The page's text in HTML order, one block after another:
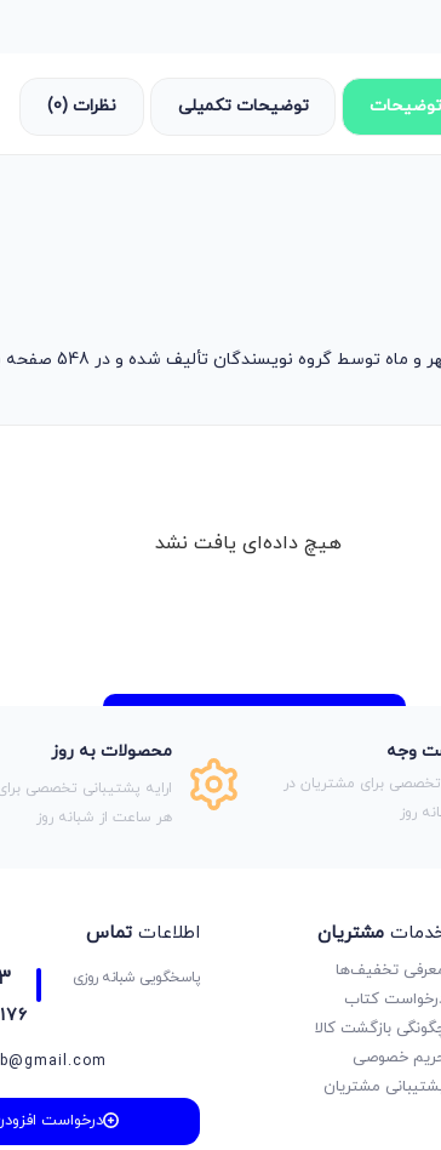
توضیحات توضیحات تکمیلی نظرات (0)
نویسندگان تألیف شده و در 548 صفحه به چاپ رسیده است.
هیچ داده‌ای یافت نشد
وجه
تخصصی برای مشتریان در
روز
محصولات به روز
ارایه پشتیبانی تخصصی
هر ساعت از شبانه روز
مشتریان
تخفیف‌ها
کتاب
بازگشت کالا
خصوصی
مشتریان
اطلاعات تماس
پاسخگویی شبانه روزی
درخواست